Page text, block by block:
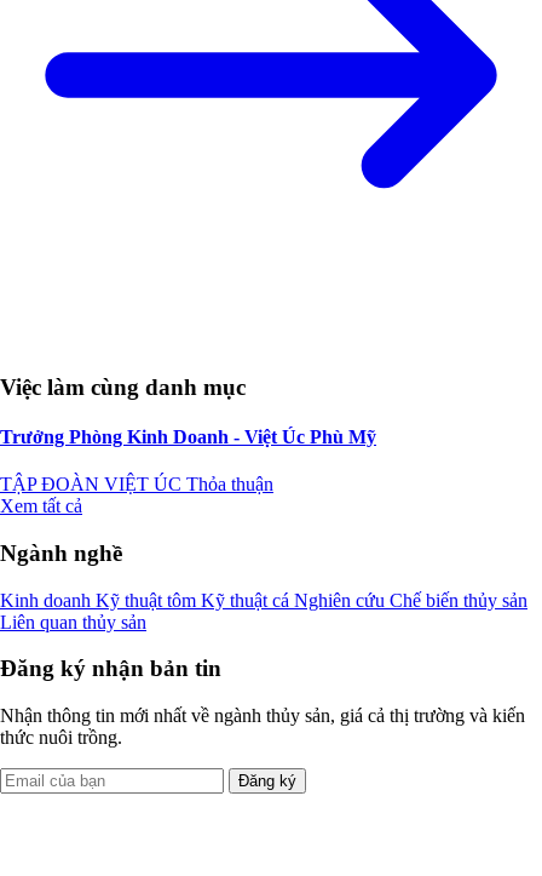
Việc làm cùng danh mục
Trưởng Phòng Kinh Doanh - Việt Úc Phù Mỹ
TẬP ĐOÀN VIỆT ÚC Thỏa thuận
Xem tất cả
Ngành nghề
Kinh doanh Kỹ thuật tôm Kỹ thuật cá Nghiên cứu Chế biến thủy sản
Liên quan thủy sản
Đăng ký nhận bản tin
Nhận thông tin mới nhất về ngành thủy sản, giá cả thị trường và kiến
thức nuôi trồng.
Đăng ký